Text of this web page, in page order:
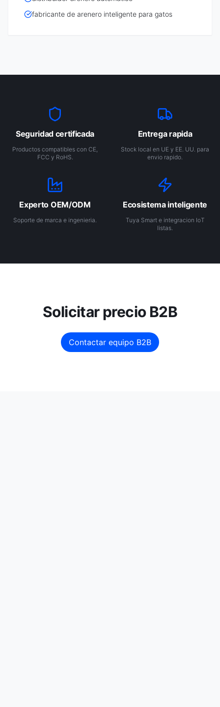
fabricante de arenero inteligente para gatos
Seguridad certificada
Productos compatibles con CE,
FCC y RoHS.
Entrega rapida
Stock local en UE y EE. UU. para
envio rapido.
Experto OEM/ODM
Soporte de marca e ingenieria.
Ecosistema inteligente
Tuya Smart e integracion IoT
listas.
Solicitar precio B2B
Contactar equipo B2B